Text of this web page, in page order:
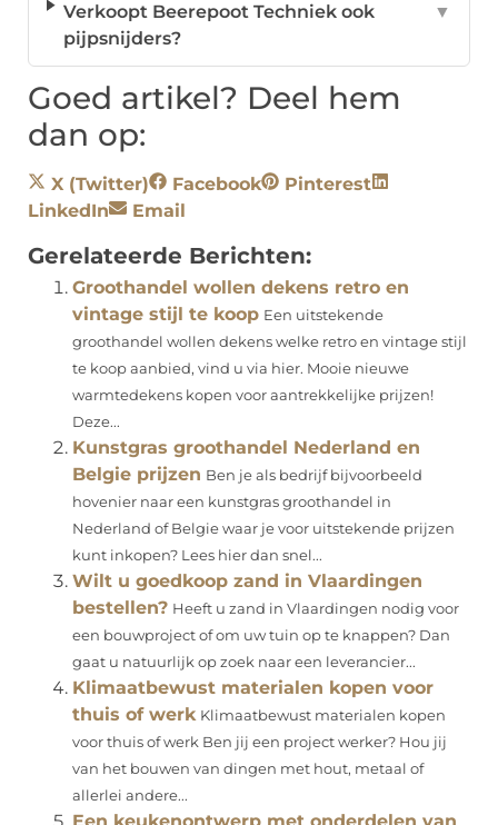
Verkoopt Beerepoot Techniek ook
pijpsnijders?
▼
Goed artikel? Deel hem
dan op:
X (Twitter) Facebook
Pinterest
LinkedIn
Email
Gerelateerde Berichten:
Groothandel wollen dekens retro en
vintage stijl te koop Een uitstekende
groothandel wollen dekens welke retro en vintage stijl
te koop aanbied, vind u via hier. Mooie nieuwe
warmtedekens kopen voor aantrekkelijke prijzen!
Deze...
Kunstgras groothandel Nederland en
Belgie prijzen Ben je als bedrijf bijvoorbeeld
hovenier naar een kunstgras groothandel in
Nederland of Belgie waar je voor uitstekende prijzen
kunt inkopen? Lees hier dan snel...
Wilt u goedkoop zand in Vlaardingen
bestellen? Heeft u zand in Vlaardingen nodig voor
een bouwproject of om uw tuin op te knappen? Dan
gaat u natuurlijk op zoek naar een leverancier...
Klimaatbewust materialen kopen voor
thuis of werk Klimaatbewust materialen kopen
voor thuis of werk Ben jij een project werker? Hou jij
van het bouwen van dingen met hout, metaal of
allerlei andere...